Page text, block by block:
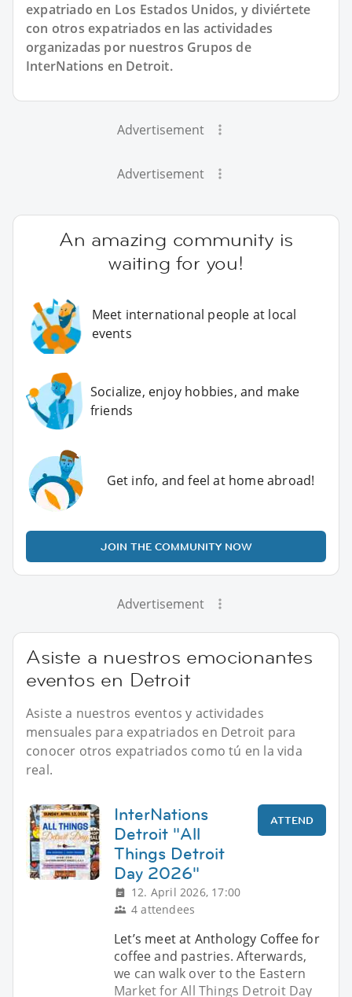
expatriado en Los Estados Unidos, y diviértete
con otros expatriados en las actividades
organizadas por nuestros Grupos de
InterNations en Detroit.
Advertisement
Advertisement
An amazing community is
waiting for you!
Meet international people at local
events
Socialize, enjoy hobbies, and make
friends
Get info, and feel at home abroad!
JOIN THE COMMUNITY NOW
Advertisement
Asiste a nuestros emocionantes
eventos en Detroit
Asiste a nuestros eventos y actividades
mensuales para expatriados en Detroit para
conocer otros expatriados como tú en la vida
real.
InterNations
Detroit "All
Things Detroit
Day 2026"
12. April 2026, 17:00
4 attendees
ATTEND
Let’s meet at Anthology Coffee for
coffee and pastries. Afterwards,
we can walk over to the Eastern
Market for All Things Detroit Day